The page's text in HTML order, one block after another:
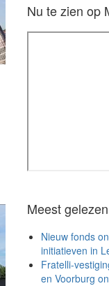
Nu te zien op
Meest gelezen
Nieuw fonds
initiatieven in
Fratelli-
en Voorburg